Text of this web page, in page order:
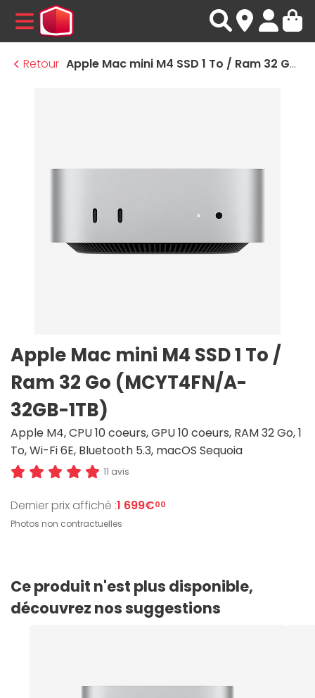
MENU
Retour
Apple Mac mini M4 SSD 1 To / Ram 32 Go (MCYT4FN/A-32GB-1TB)
Apple Mac mini M4 SSD 1 To /
Ram 32 Go (MCYT4FN/A-
32GB-1TB)
Apple M4, CPU 10 coeurs, GPU 10 coeurs, RAM 32 Go, 1
To, Wi-Fi 6E, Bluetooth 5.3, macOS Sequoia
11 avis
Dernier prix affiché :1 699€00
Photos non contractuelles
Ce produit n'est plus disponible,
découvrez nos suggestions